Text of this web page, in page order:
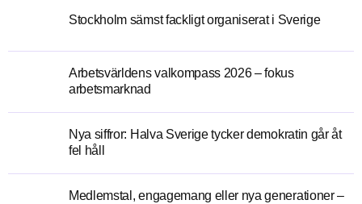
Stockholm sämst fackligt organiserat i Sverige
Arbetsvärldens valkompass 2026 – fokus
arbetsmarknad
Nya siffror: Halva Sverige tycker demokratin går åt
fel håll
Medlemstal, engagemang eller nya generationer –